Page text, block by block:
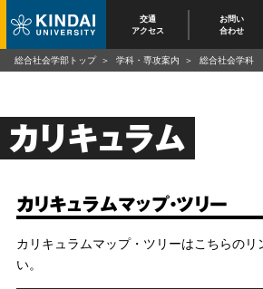
交通
アクセス
お問い
合わせ
カリキュラム
カリキュラムマップ・ツリー
カリキュラムマップ・ツリーはこちらのリ
い。
総合社会学部トップ 学科・専攻案内 総合社会学科